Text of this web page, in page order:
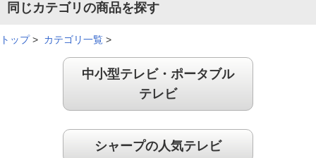
同じカテゴリの商品を探す
トップ> カテゴリ一覧 >
中小型テレビ・ポータブル
テレビ
シャープの人気テレビ